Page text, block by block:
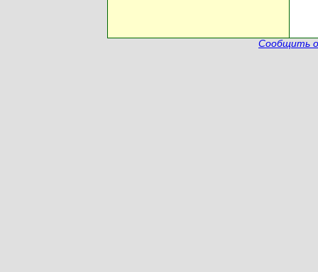
Сообщить о